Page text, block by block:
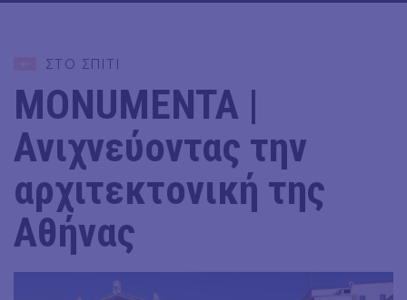
ΣΤΟ ΣΠΙΤΙ
MONUMENTA |
Ανιχνεύοντας την
αρχιτεκτονική της
Αθήνας